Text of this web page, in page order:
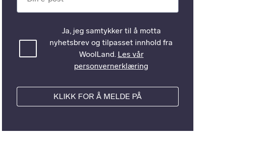
Ja, jeg samtykker til å motta
nyhetsbrev og tilpasset innhold fra
WoolLand. Les vår
personvernerklæring
KLIKK FOR Å MELDE PÅ